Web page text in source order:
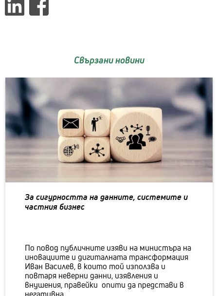
Свързани новини
За сигурността на данните, системите и
частния бизнес
По повод публичните изяви на министъра на
иновациите и дигиталната трансформация
Иван Василев, в които той използва и
повтаря неверни данни, изявления и
внушения, правейки опити да представи в